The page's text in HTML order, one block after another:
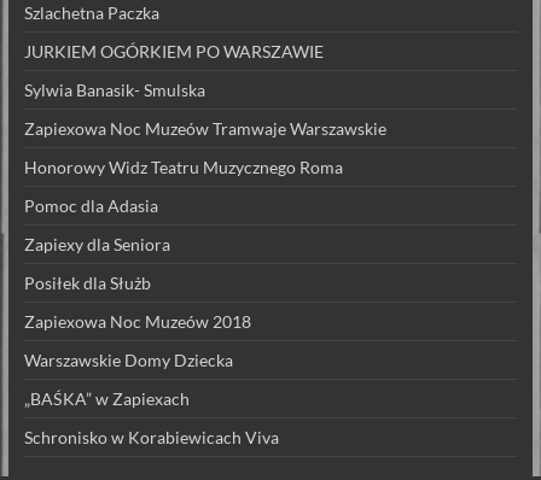
Szlachetna Paczka
JURKIEM OGÓRKIEM PO WARSZAWIE
Sylwia Banasik- Smulska
Zapiexowa Noc Muzeów Tramwaje Warszawskie
Honorowy Widz Teatru Muzycznego Roma
Pomoc dla Adasia
Zapiexy dla Seniora
Posiłek dla Służb
Zapiexowa Noc Muzeów 2018
Warszawskie Domy Dziecka
„BAŚKA” w Zapiexach
Schronisko w Korabiewicach Viva